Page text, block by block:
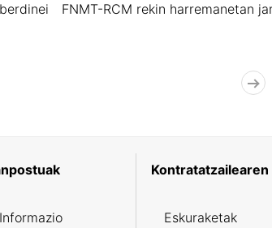
FNMT-RCM rekin harremanetan
Informazio
Eskuraketak